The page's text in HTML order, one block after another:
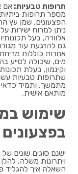
תרופות טבעיות: אם
מספר תרופות
הפצעונים. שמן עץ
ניתן למרוח ישירות
אלוורה, בעל
גם להרגעת עור
אחרות כוללות
מים, שיכולה
וקינמון, בעלת
שתרופות טבעיות
מתמשך, ותמיד כדאי
מותאם אישית.
שימוש
בפצעונים
ישנם סוגים שונים
ויתרונות משלה.
השאלה איך להגליד